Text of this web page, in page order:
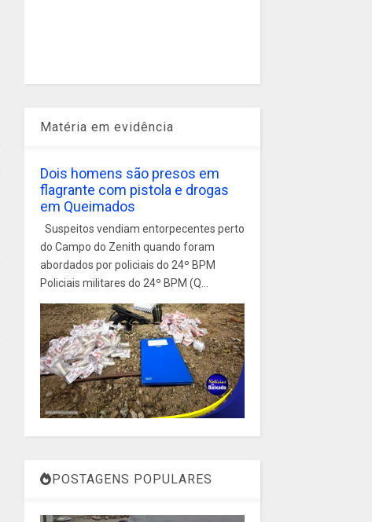
Matéria em evidência
Dois homens são presos em
flagrante com pistola e drogas
em Queimados
Suspeitos vendiam entorpecentes perto
do Campo do Zenith quando foram
abordados por policiais do 24º BPM
Policiais militares do 24º BPM (Q...
POSTAGENS POPULARES